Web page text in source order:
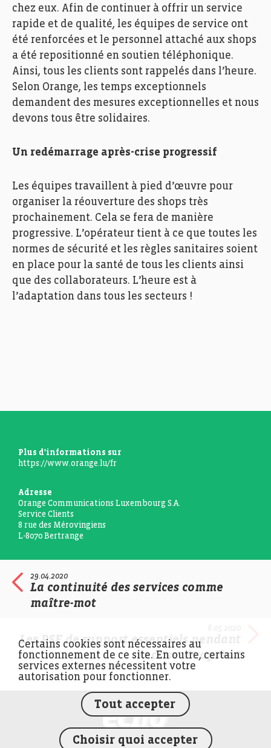
chez eux. Afin de continuer à offrir un service
rapide et de qualité, les équipes de service ont
été renforcées et le personnel attaché aux shops
a été repositionné en soutien téléphonique.
Ainsi, tous les clients sont rappelés dans l’heure.
Selon Orange, les temps exceptionnels
demandent des mesures exceptionnelles et nous
devons tous être solidaires.
Un redémarrage après-crise progressif
Les équipes travaillent à pied d’œuvre pour
organiser la réouverture des shops très
prochainement. Cela se fera de manière
progressive. L’opérateur tient à ce que toutes les
normes de sécurité et les règles sanitaires soient
en place pour la santé de tous les clients ainsi
que des collaborateurs. L’heure est à
l’adaptation dans tous les secteurs !
Plus d'informations sur
https://www.orange.lu/fr
Adresse
Orange Communications Luxembourg S.A.
Service Clients
8 rue des Mérovingiens
L-8070 Bertrange
29.04.2020
La continuité des services comme
maître-mot
Les PSF de support essentiels pendant
la crise. Et après ?
FEDIL écho
Certains cookies sont nécessaires au
fonctionnement de ce site. En outre, certains
services externes nécessitent votre
autorisation pour fonctionner.
Tout accepter
Choisir quoi accepter